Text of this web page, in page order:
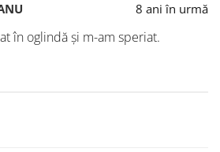
8 ani în urmă
în oglindă și m-am speriat.